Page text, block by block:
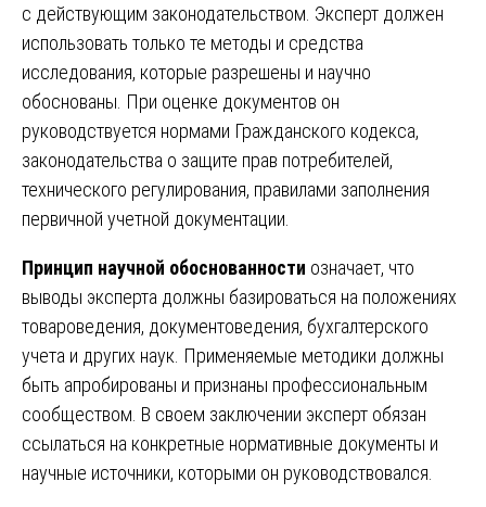
с действующим законодательством. Эксперт должен
использовать только те методы и средства
исследования, которые разрешены и научно
обоснованы. При оценке документов он
руководствуется нормами Гражданского кодекса,
законодательства о защите прав потребителей,
технического регулирования, правилами заполнения
первичной учетной документации.
Принцип научной обоснованности означает, что
выводы эксперта должны базироваться на положениях
товароведения, документоведения, бухгалтерского
учета и других наук. Применяемые методики должны
быть апробированы и признаны профессиональным
сообществом. В своем заключении эксперт обязан
ссылаться на конкретные нормативные документы и
научные источники, которыми он руководствовался.